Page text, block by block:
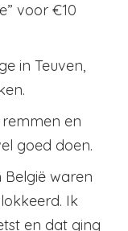
voor €10
in Teuven,
en
goed doen.
België waren
Ik
en dat ging